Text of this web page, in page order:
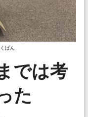
ばん
では考
た